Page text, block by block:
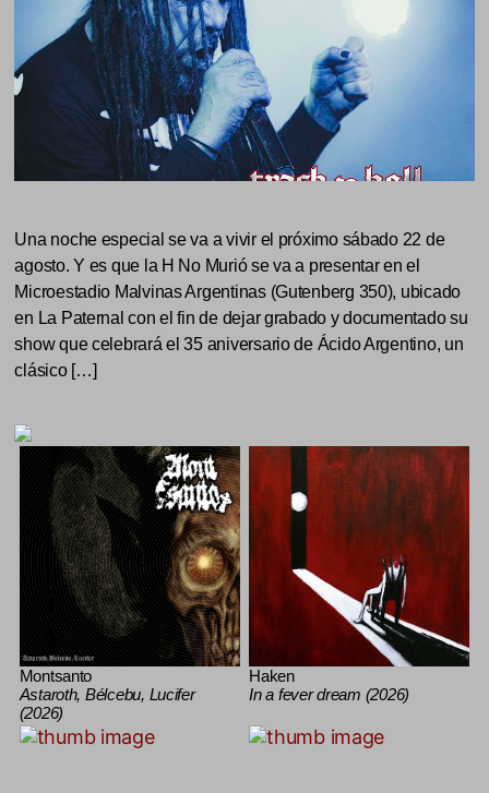
Una noche especial se va a vivir el próximo sábado 22 de
agosto. Y es que la H No Murió se va a presentar en el
Microestadio Malvinas Argentinas (Gutenberg 350), ubicado
en La Paternal con el fin de dejar grabado y documentado su
show que celebrará el 35 aniversario de Ácido Argentino, un
clásico […]
Montsanto
Astaroth, Bélcebu, Lucifer
(2026)
Haken
In a fever dream (2026)